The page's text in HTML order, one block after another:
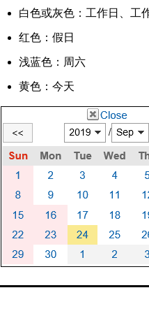
白色或灰色：工作日、工
红色：假日
浅蓝色：周六
黄色：今天